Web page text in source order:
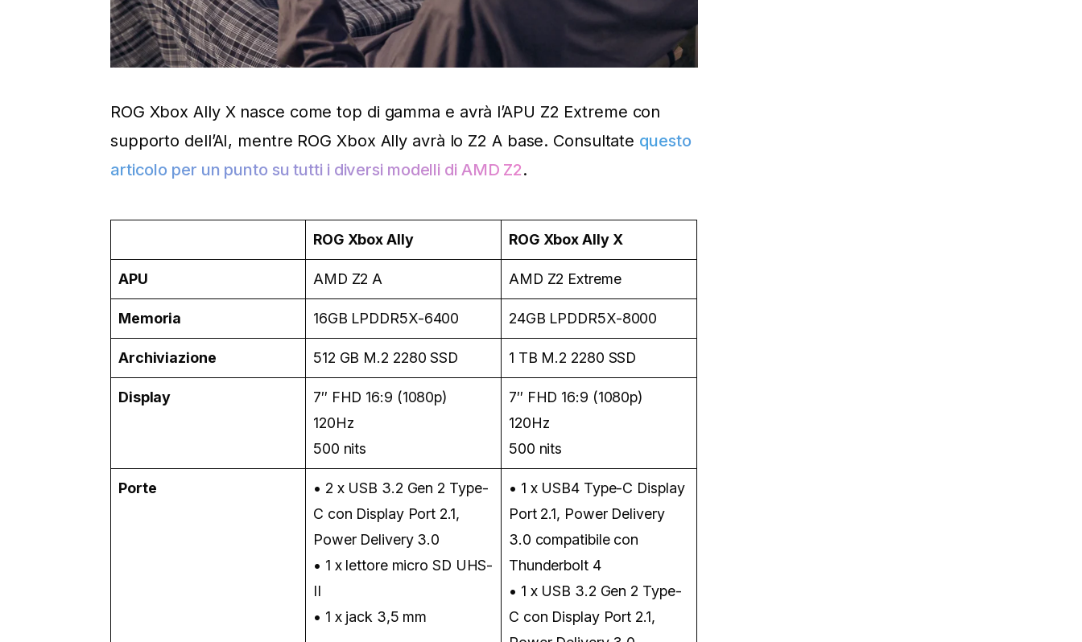
ROG Xbox Ally X nasce come top di gamma e avrà l’APU Z2 Extreme con
supporto dell’AI, mentre ROG Xbox Ally avrà lo Z2 A base. Consultate questo
articolo per un punto su tutti i diversi modelli di AMD Z2.
ROG Xbox Ally ROG Xbox Ally X
APU AMD Z2 A AMD Z2 Extreme
Memoria 16GB LPDDR5X-6400 24GB LPDDR5X-8000
Archiviazione 512 GB M.2 2280 SSD 1 TB M.2 2280 SSD
Display
7″ FHD 16:9 (1080p)
120Hz
500 nits
7″ FHD 16:9 (1080p)
120Hz
500 nits
Porte
• 2 x USB 3.2 Gen 2 Type-
C con Display Port 2.1,
Power Delivery 3.0
• 1 x lettore micro SD UHS-
II
• 1 x jack 3,5 mm
• 1 x USB4 Type-C Display
Port 2.1, Power Delivery
3.0 compatibile con
Thunderbolt 4
• 1 x USB 3.2 Gen 2 Type-
C con Display Port 2.1,